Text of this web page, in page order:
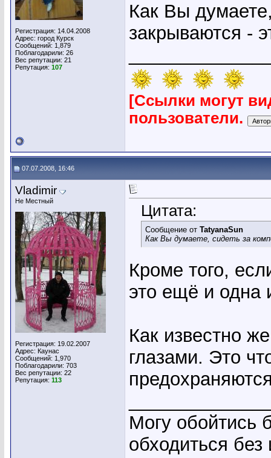
Регистрация: 14.04.2008
Адрес: город Курск
Сообщений: 1,879
Поблагодарили: 26
Вес репутации: 21
Репутация: 107
Как Вы
закрываются -
[Ссылки могут
пользователи.
07.07.2008, 16:46
Vladimir
Не Местный
Регистрация: 19.02.2007
Адрес: Каунас
Сообщений: 1,970
Поблагодарили: 703
Вес репутации: 22
Репутация: 113
Цитата:
Сообщение от TatyanaSun
Как Вы думаете, сидеть за
Кроме того,
это ещё и одна
Как известно
глазами. Это
Могу обойтись
обходиться